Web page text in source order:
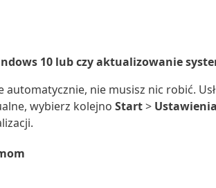
10 lub czy aktualizowanie
nie musisz nic robić.
wybierz kolejno Start> Ustawienia